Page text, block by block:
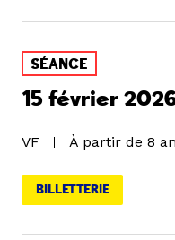
SÉANCE
15 février
VF À partir de 8
BILLETTERIE